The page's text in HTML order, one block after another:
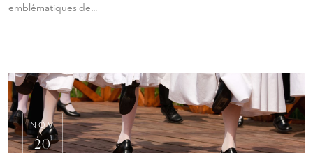
emblématiques de…
NOV
20